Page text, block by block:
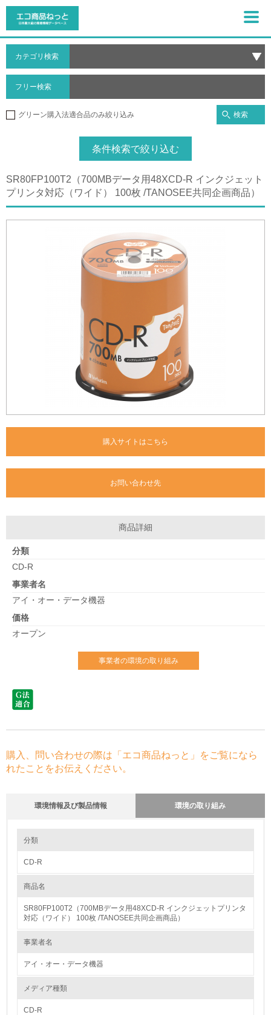
カテゴリ検索
フリー検索
グリーン購入法適合品のみ絞り込み 検索
条件検索で絞り込む
SR80FP100T2（700MBデータ用48XCD-R インクジェット
プリンタ対応（ワイド） 100枚 /TANOSEE共同企画商品）
購入サイトはこちら
お問い合わせ先
商品詳細
分類
CD-R
事業者名
アイ・オー・データ機器
価格
オープン
事業者の環境の取り組み
購入、問い合わせの際は「エコ商品ねっと」をご覧になら
れたことをお伝えください。
環境情報及び製品情報 環境の取り組み
1.環境取り組み体制
1.
環境方針を持っている
環境対応の責任体制を定めている
分類
CD-R
商品名
SR80FP100T2（700MBデータ用48XCD-R インクジェットプリンタ
対応（ワイド） 100枚 /TANOSEE共同企画商品）
事業者名
アイ・オー・データ機器
メディア種類
CD-R